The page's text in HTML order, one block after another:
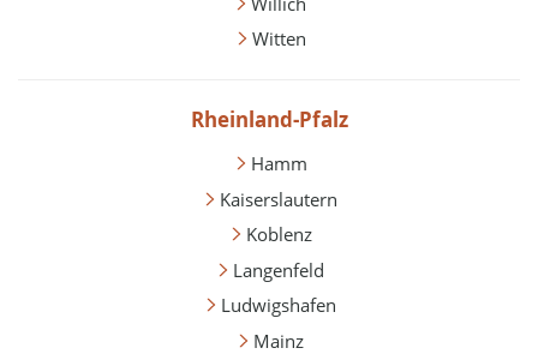
Witten
Rheinland-Pfalz
Hamm
Kaiserslautern
Koblenz
Langenfeld
Ludwigshafen
Mainz